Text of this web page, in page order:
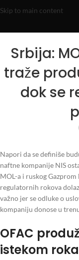
Skip to main content
Srbija:
traže
dok se
Napori da se definiše
naftne kompanije NIS
MOL-a i ruskog
regulatornih rokova
važno jer se odluke o
kompaniju donose u
OFAC
istekom roka